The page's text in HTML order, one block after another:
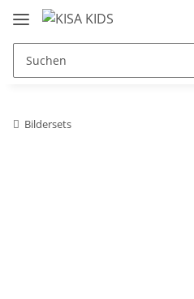
Bildersets